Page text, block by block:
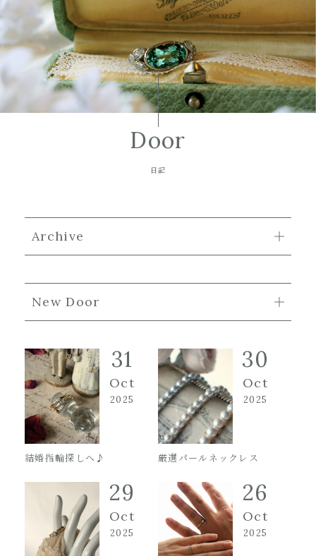
Door
日記
Archive
New Door
31
Oct
2025
結婚指輪探しへ♪
30
Oct
2025
厳選パールネックレス
29
Oct
2025
26
Oct
2025